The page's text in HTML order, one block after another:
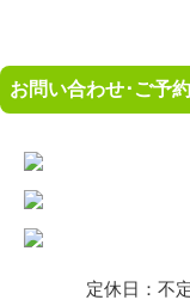
個人情報の利用目
本ウェブサイトで
名前、e-mailアド
ただく場合がござ
お預かりした個人
内やご質問に対す
個人情報の第三者
お問い合わせ･ご予
定休日：不